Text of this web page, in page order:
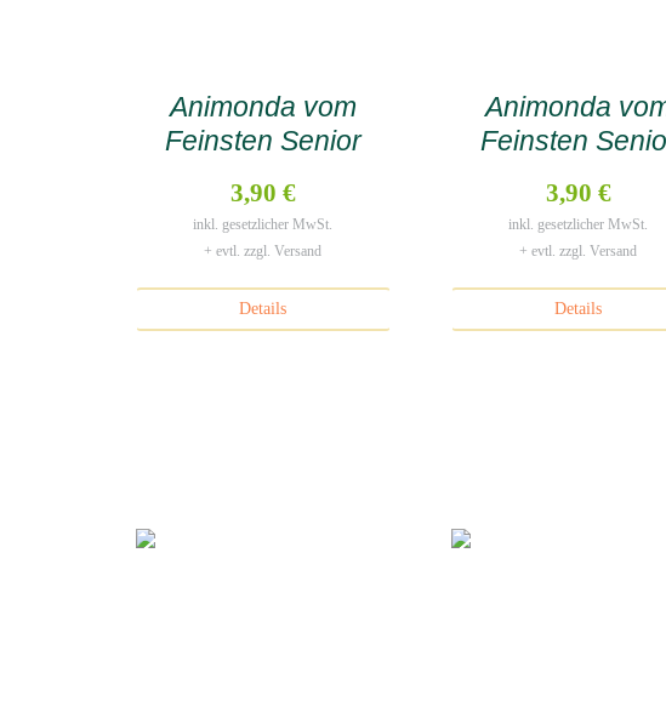
Animonda vom
Feinsten Senior
3,90 €
inkl. gesetzlicher MwSt.
+ evtl. zzgl. Versand
Details
Animonda
Feinsten
3,90 €
inkl. gesetzlicher MwSt.
+ evtl. zzgl. Versand
Details